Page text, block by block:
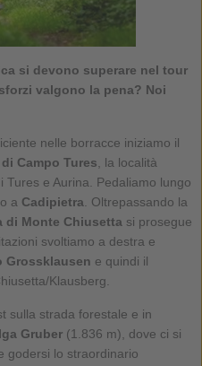
si devono superare nel tour
valgono la pena? Noi
nelle borracce iniziamo il
Campo Tures , la località
Tures e Aurina. Pedaliamo lungo
a Cadipietra . Oltrepassando la
di Monte Chiusetta si prosegue
svoltiamo a destra e
Grossklausen e quindi il
Klausberg.
sulla strada forestale e in
Gruber(1.836 m), dove ci si
godersi lo straordinario